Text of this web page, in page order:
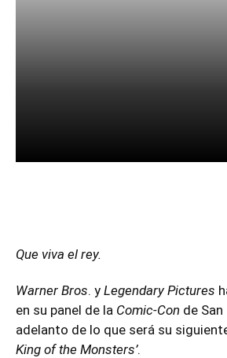
Que viva el rey.
Warner Bros. y Legendary Pictures
en su panel de la Comic-Con de
adelanto de lo que será su
King of the Monsters’.